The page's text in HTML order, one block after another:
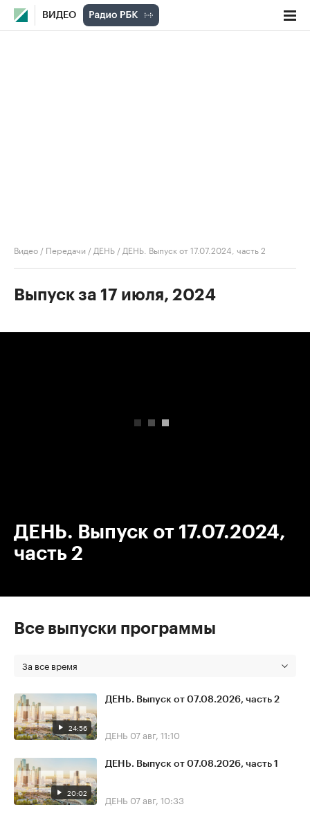
ВИДЕО
Видео / Передачи / ДЕНЬ / ДЕНЬ. Выпуск от 17.07.2024, часть 2
Выпуск за 17 июля, 2024
ДЕНЬ. Выпуск от 17.07.2024,
часть 2
Все выпуски программы
За все время
24:56
ДЕНЬ. Выпуск от 07.08.2026, часть 2
ДЕНЬ 07 авг, 11:10
20:02
ДЕНЬ. Выпуск от 07.08.2026, часть 1
ДЕНЬ 07 авг, 10:33